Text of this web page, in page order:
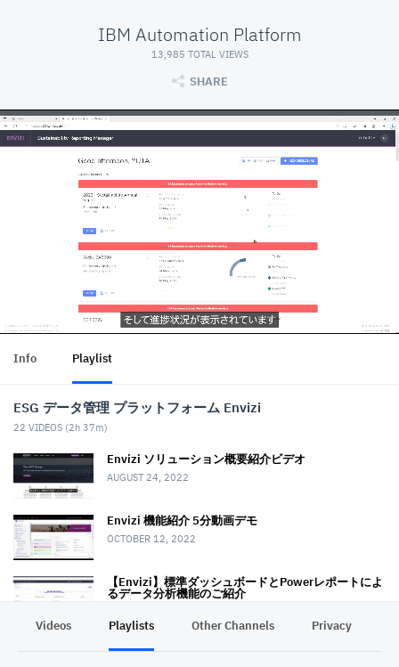
IBM Automation Platform
13,985 TOTAL VIEWS
SHARE
Info Playlist
ESG データ管理 プラットフォーム Envizi
22 VIDEOS (2h 37m)
Envizi ソリューション概要紹介ビデオ
AUGUST 24, 2022
Envizi 機能紹介 5分動画デモ
OCTOBER 12, 2022
【Envizi】標準ダッシュボードとPowerレポートによ
るデータ分析機能のご紹介
管理機能のご紹介
Videos Playlists Other Channels Privacy